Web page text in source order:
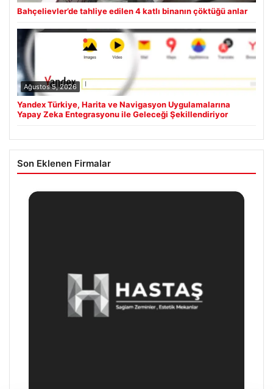
Bahçelievler’de tahliye edilen 4 katlı binanın çöktüğü anlar
Ağustos 5, 2026
Yandex Türkiye, Harita ve Navigasyon Uygulamalarına
Yapay Zeka Entegrasyonu ile Geleceği Şekillendiriyor
Son Eklenen Firmalar